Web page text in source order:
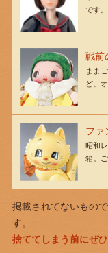
です。
戦前
まま
ど。
ファ
昭和
箱。
掲載されてないもの
す。
捨ててしまう前にぜ